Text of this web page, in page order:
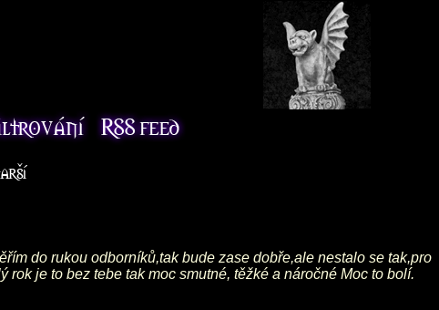
do rukou odborníků,tak bude zase dobře,ale nestalo se tak,pro
je to bez tebe tak moc smutné, těžké a náročné Moc to bolí.